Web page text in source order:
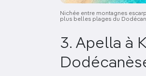
Nichée entre montagnes
plus belles plages du
3. Apella à